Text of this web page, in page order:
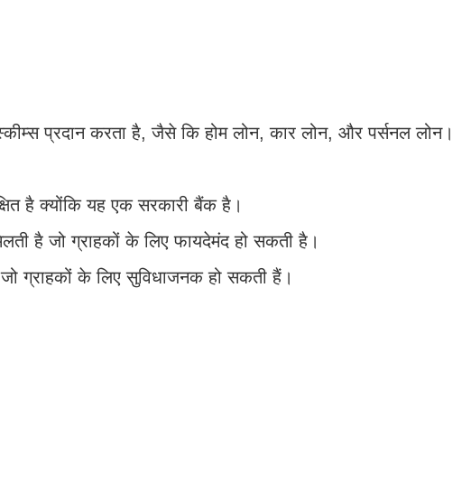
प्रदान करता है, जैसे कि होम लोन, कार लोन, और पर्सनल लोन।
है क्योंकि यह एक सरकारी बैंक है।
है जो ग्राहकों के लिए फायदेमंद हो सकती है।
ग्राहकों के लिए सुविधाजनक हो सकती हैं।